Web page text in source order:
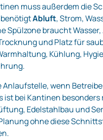
muss außerdem die
benötigtAbluft, Strom,
Spülzone braucht Wasser,
und Platz für
Kühlung,
Anlaufstelle, wenn
ist bei Kantinen
Edelstahlbau und
ohne diese